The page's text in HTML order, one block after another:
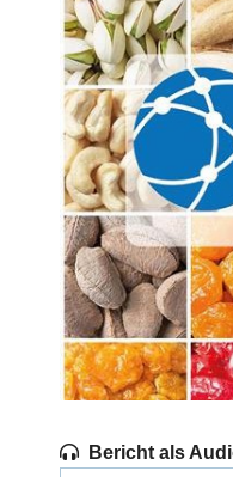
Bericht als